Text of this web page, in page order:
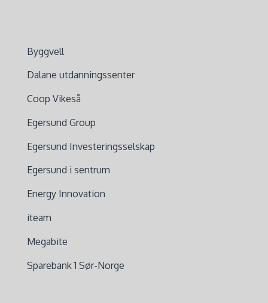
Byggvell
Dalane utdanningssenter
Coop Vikeså
Egersund Group
Egersund Investeringsselskap
Egersund i sentrum
Energy Innovation
iteam
Megabite
Sparebank 1 Sør-Norge